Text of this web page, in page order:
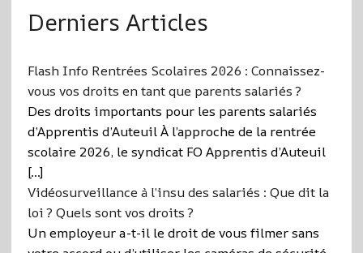
Derniers Articles
Flash Info Rentrées Scolaires 2026 : Connaissez-
vous vos droits en tant que parents salariés ?
Des droits importants pour les parents salariés
d’Apprentis d’Auteuil À l’approche de la rentrée
scolaire 2026, le syndicat FO Apprentis d’Auteuil
[…]
Vidéosurveillance à l’insu des salariés : Que dit la
loi ? Quels sont vos droits ?
Un employeur a-t-il le droit de vous filmer sans